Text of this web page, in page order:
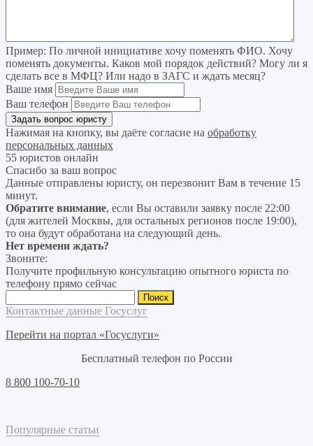
Пример: По личной инициативе хочу поменять ФИО. Хочу
поменять документы. Каков мой порядок действий? Могу ли я
сделать все в МФЦ? Или надо в ЗАГС и ждать месяц?
Ваше имя
Ваш телефон
Нажимая на кнопку, вы даёте согласие на обработку
персональных данных
55 юристов онлайн
Спасибо за ваш вопрос
Данные отправлены юристу, он перезвонит Вам в течение 15
минут.
Обратите внимание, если Вы оставили заявку после 22:00
(для жителей Москвы, для остальных регионов после 19:00),
то она будут обработана на следующий день.
Нет времени ждать?
Звоните:
Получите профильную консультацию опытного юриста по
телефону прямо сейчас
Контактные данные Госуслуг
Перейти на портал «Госуслуги»
Бесплатный телефон по России
8 800 100-70-10
Популярные статьи